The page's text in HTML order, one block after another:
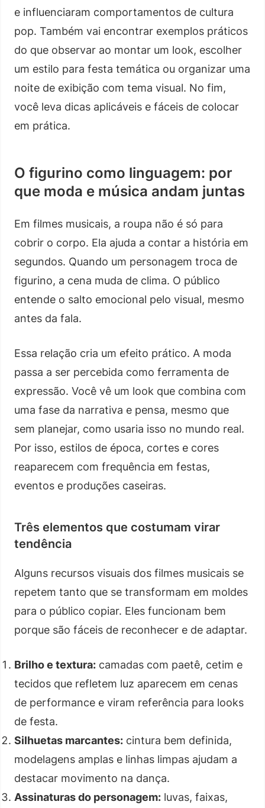
e influenciaram comportamentos de cultura
pop. Também vai encontrar exemplos práticos
do que observar ao montar um look, escolher
um estilo para festa temática ou organizar uma
noite de exibição com tema visual. No fim,
você leva dicas aplicáveis e fáceis de colocar
em prática.
O figurino como linguagem: por
que moda e música andam juntas
Em filmes musicais, a roupa não é só para
cobrir o corpo. Ela ajuda a contar a história em
segundos. Quando um personagem troca de
figurino, a cena muda de clima. O público
entende o salto emocional pelo visual, mesmo
antes da fala.
Essa relação cria um efeito prático. A moda
passa a ser percebida como ferramenta de
expressão. Você vê um look que combina com
uma fase da narrativa e pensa, mesmo que
sem planejar, como usaria isso no mundo real.
Por isso, estilos de época, cortes e cores
reaparecem com frequência em festas,
eventos e produções caseiras.
Três elementos que costumam virar
tendência
Alguns recursos visuais dos filmes musicais se
repetem tanto que se transformam em moldes
para o público copiar. Eles funcionam bem
porque são fáceis de reconhecer e de adaptar.
Brilho e textura: camadas com paetê, cetim e
tecidos que refletem luz aparecem em cenas
de performance e viram referência para looks
de festa.
Silhuetas marcantes: cintura bem definida,
modelagens amplas e linhas limpas ajudam a
destacar movimento na dança.
Assinaturas do personagem: luvas, faixas,